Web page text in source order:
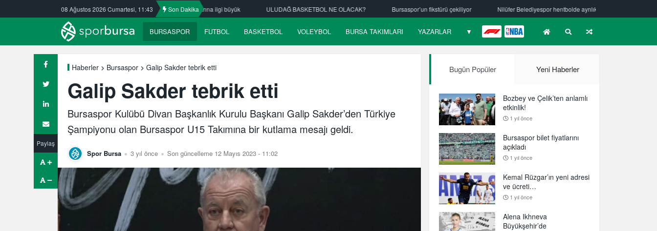
08 Ağustos 2026 Cumartesi, 11:43 Son Dakika
Nilüfer’de yaz okullarına ilgi büyük ULUDAĞ BASKETBOL NE OLACAK? Bursaspor’un fikstürü çekiliyor Nilüfer Belediyespor hentbolde ayrılık Mehmet Güzelsöz’den mesaj var!
BURSASPOR FUTBOL BASKETBOL VOLEYBOL BURSA TAKIMLARI YAZARLAR ▼ F1 NBA
Paylaş
Haberler Bursaspor Galip Sakder tebrik etti
Galip Sakder tebrik etti
Bursaspor Kulübü Divan Başkanlık Kurulu Başkanı Galip Sakder’den Türkiye
Şampiyonu olan Bursaspor U15 Takımına bir kutlama mesajı geldi.
Spor Bursa 3 yıl önce Son güncelleme 12 Mayıs 2023 - 11:02
Bugün Popüler Yeni Haberler
Bozbey ve Çelik’ten anlamlı
etkinlik!
1 yıl önce
Bursaspor bilet fiyatlarını
açıkladı
1 yıl önce
Kemal Rüzgar’ın yeni adresi
ve ücreti…
1 yıl önce
Alena Ikhneva
Büyükşehir’de